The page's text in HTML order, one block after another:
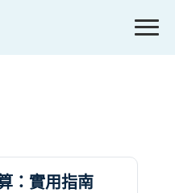
：實用指南